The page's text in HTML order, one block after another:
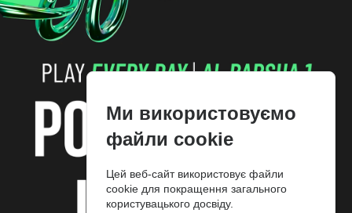
Навігація
Контакти
Слідкуйте за нами
© 2012-2026 PokerDiscover.com. Всі права захищені.
PokerDiscover.com не є організатором ігор. Сайт призначений виключно для
інформаційних цілей. 18+
Ми використовуємо
файли cookie
Цей веб-сайт використовує файли
cookie для покращення загального
користувацького досвіду.